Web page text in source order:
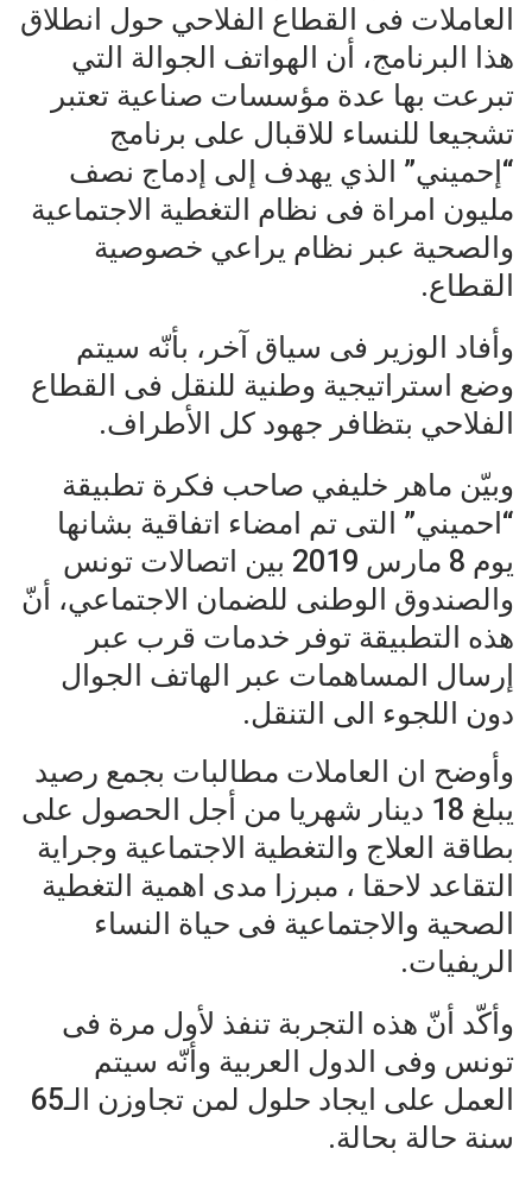
العاملات فى القطاع الفلاحي حول انطلاق
هذا البرنامج، أن الهواتف الجوالة التي
تبرعت بها عدة مؤسسات صناعية تعتبر
تشجيعا للنساء للاقبال على برنامج
“إحميني” الذي يهدف إلى إدماج نصف
مليون امراة فى نظام التغطية الاجتماعية
والصحية عبر نظام يراعي خصوصية
القطاع.
وأفاد الوزير فى سياق آخر، بأنّه سيتم
وضع استراتيجية وطنية للنقل فى القطاع
الفلاحي بتظافر جهود كل الأطراف.
وبيّن ماهر خليفي صاحب فكرة تطبيقة
“احميني” التى تم امضاء اتفاقية بشانها
يوم 8 مارس 2019 بين اتصالات تونس
والصندوق الوطنى للضمان الاجتماعي، أنّ
هذه التطبيقة توفر خدمات قرب عبر
إرسال المساهمات عبر الهاتف الجوال
دون اللجوء الى التنقل.
وأوضح ان العاملات مطالبات بجمع رصيد
يبلغ 18 دينار شهريا من أجل الحصول على
بطاقة العلاج والتغطية الاجتماعية وجراية
التقاعد لاحقا ، مبرزا مدى اهمية التغطية
الصحية والاجتماعية فى حياة النساء
الريفيات.
وأكّد أنّ هذه التجربة تنفذ لأول مرة فى
تونس وفى الدول العربية وأنّه سيتم
العمل على ايجاد حلول لمن تجاوزن الـ65
سنة حالة بحالة.